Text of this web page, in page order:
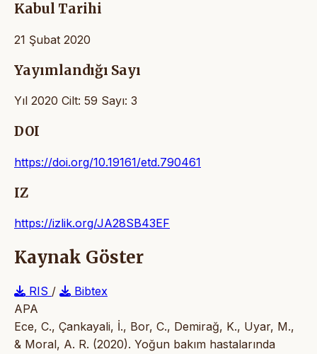
Kabul Tarihi
21 Şubat 2020
Yayımlandığı Sayı
Yıl 2020 Cilt: 59 Sayı: 3
DOI
https://doi.org/10.19161/etd.790461
IZ
https://izlik.org/JA28SB43EF
Kaynak Göster
RIS /
Bibtex
APA
Ece, C., Çankayali, İ., Bor, C., Demirağ, K., Uyar, M.,
& Moral, A. R. (2020). Yoğun bakım hastalarında